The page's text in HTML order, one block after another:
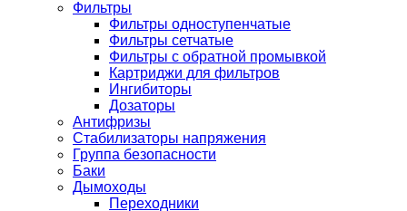
Фильтры
Фильтры одноступенчатые
Фильтры сетчатые
Фильтры с обратной промывкой
Картриджи для фильтров
Ингибиторы
Дозаторы
Антифризы
Стабилизаторы напряжения
Группа безопасности
Баки
Дымоходы
Переходники